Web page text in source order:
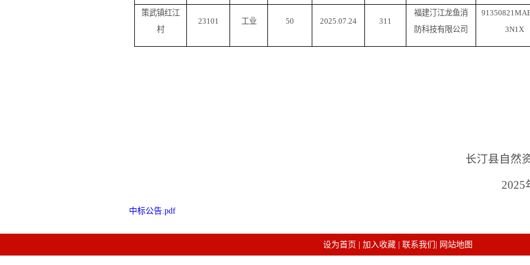
策武镇红江
村
23101 工业 50 2025.07.24 311
福建汀江龙鱼消
防科技有限公司
3N1X
长汀县自然
2025
中标公告.pdf
设为首页 加入收藏| 联系我们 网站地图